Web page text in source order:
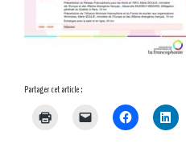
Partager cet article :